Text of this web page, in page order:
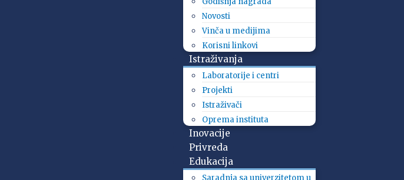
Novosti
Vinča u medijima
Korisni linkovi
Istraživanja
Laboratorije i centri
Projekti
Istraživači
Oprema instituta
Inovacije
Privreda
Edukacija
Saradnja sa univerzitetom u